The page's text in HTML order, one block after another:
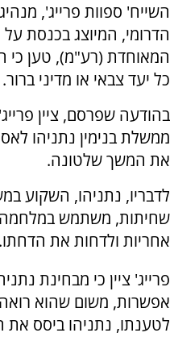
השייח' ספוות פרייג',
הדרומי, המיוצג בכנסת
המאוחדת (רע"מ), טען כי
כל יעד צבאי או מדיני ברור.
בהודעה שפרסם, ציין
ממשלת בנימין נתניהו
את המשך שלטונה.
לדבריו, נתניהו, השקוע
שחיתות, משתמש
אחריות ולדחות את הדחתו.
פרייג' ציין כי מבחינת
אפשרות, משום שהוא רואה
לטענתו, נתניהו ביסס את